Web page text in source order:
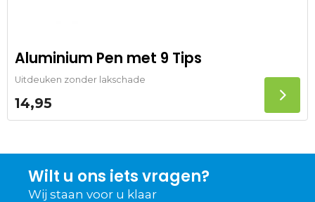
Aluminium Pen met 9 Tips
Uitdeuken zonder lakschade
14,95
Wilt u ons iets vragen?
Wij staan voor u klaar